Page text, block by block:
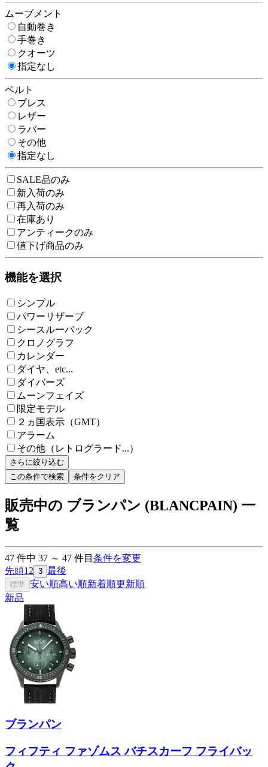
ムーブメント
自動巻き
手巻き
クオーツ
指定なし
ベルト
ブレス
レザー
ラバー
その他
指定なし
SALE品のみ
新入荷のみ
再入荷のみ
在庫あり
アンティークのみ
値下げ商品のみ
機能を選択
シンプル
パワーリザーブ
シースルーバック
クロノグラフ
カレンダー
ダイヤ、etc...
ダイバーズ
ムーンフェイズ
限定モデル
２ヵ国表示（GMT）
アラーム
その他（レトログラード...）
さらに絞り込む
この条件で検索
条件をクリア
販売中の ブランパン (BLANCPAIN) 一
覧
47 件中 37 ～ 47 件目 条件を変更
先頭1 2 3 最後
標準 安い順高い順新着順更新順
新品
ブランパン
フィフティ ファゾムス バチスカーフ フライバッ